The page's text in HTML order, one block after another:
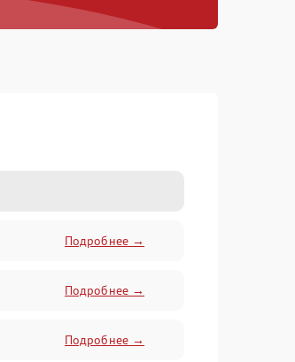
Подробнее →
Подробнее →
Подробнее →